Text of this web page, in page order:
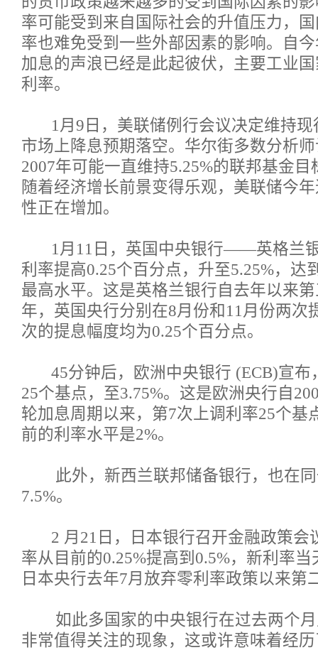
率可能受到来自国际社会的升值压力，
率也难免受到一些外部因素的影响。自
加息的声浪已经是此起彼伏，主要工业
利率。
1月9日，美联储例行会议决定维持现
市场上降息预期落空。华尔街多数分析
2007年可能一直维持5.25%的联邦基金
随着经济增长前景变得乐观，美联储今
性正在增加。
1月11日，英国中央银行——英格兰银
利率提高0.25个百分点，升至5.25%，达
最高水平。这是英格兰银行自去年以来
年，英国央行分别在8月份和11月份两次
次的提息幅度均为0.25个百分点。
45分钟后，欧洲中央银行 (ECB)宣布
25个基点，至3.75%。这是欧洲央行自
轮加息周期以来，第7次上调利率25个基
前的利率水平是2%。
此外，新西兰联邦储备银行，也在同
7.5%。
2 月21日，日本银行召开金融政策会
率从目前的0.25%提高到0.5%，新利率
日本央行去年7月放弃零利率政策以来第
如此多国家的中央银行在过去两个月
非常值得关注的现象，这或许意味着经